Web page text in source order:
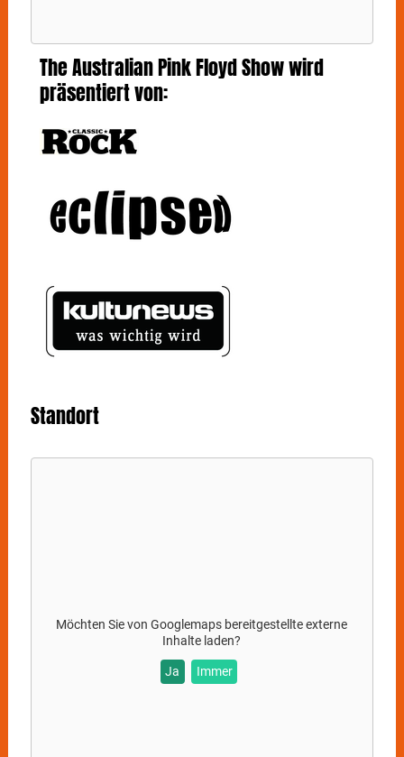
The Australian Pink Floyd Show wird
präsentiert von:
Standort
Möchten Sie vonGooglemaps bereitgestellte externe
Inhalte laden?
Ja Immer